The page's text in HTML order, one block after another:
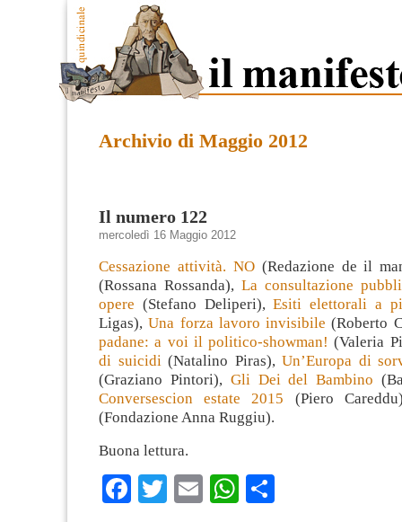
Archivio di Maggio 2012
Il numero 122
mercoledì 16 Maggio 2012
Cessazione attività. NO(Redazione de il
(Rossana Rossanda), La consultazione
opere (Stefano Deliperi),Esiti elettorali a
Ligas),Una forza lavoro invisibile(Roberto
padane: a voi il politico-showman! (Valeria
di suicidi(Natalino Piras),Un’Europa di
(Graziano Pintori), Gli Dei del Bambino
Conversescion estate 2015 (Piero
(Fondazione Anna Ruggiu).
Buona lettura.
Facebook
TwitterEmailWhatsApp